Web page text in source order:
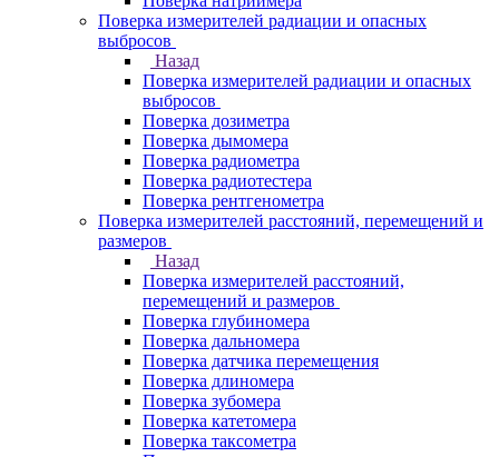
Поверка измерителей радиации и опасных
выбросов
Назад
Поверка измерителей радиации и опасных
выбросов
Поверка дозиметра
Поверка дымомера
Поверка радиометра
Поверка радиотестера
Поверка рентгенометра
Поверка измерителей расстояний, перемещений и
размеров
Назад
Поверка измерителей расстояний,
перемещений и размеров
Поверка глубиномера
Поверка дальномера
Поверка датчика перемещения
Поверка длиномера
Поверка зубомера
Поверка катетомера
Поверка таксометра